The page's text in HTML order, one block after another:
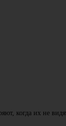
когда их не